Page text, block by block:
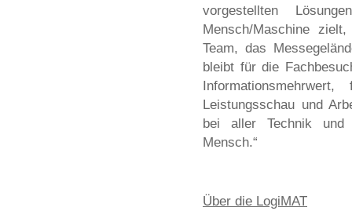
vorgestellten
Mensch/Maschine
Team, das
bleibt für die
Leistungsschau und
bei aller Technik und
Mensch.“
Über die LogiMAT